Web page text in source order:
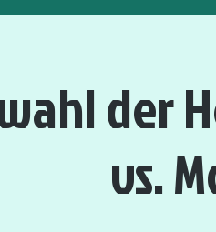
der
vs.